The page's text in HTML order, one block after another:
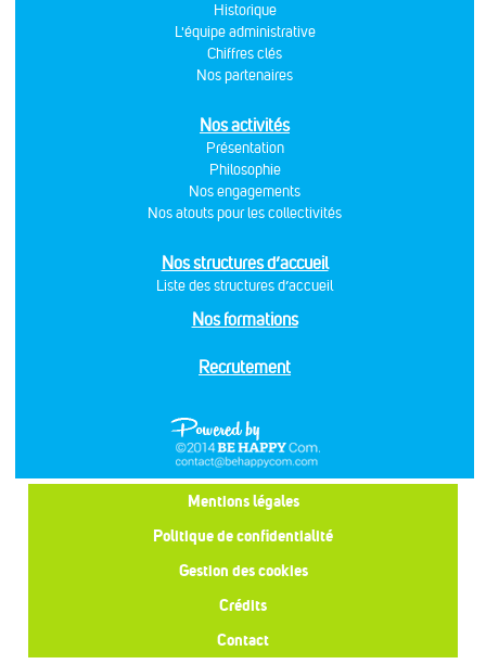
Historique
L'équipe administrative
Chiffres clés
Nos partenaires
Nos activités
Présentation
Philosophie
Nos engagements
Nos atouts pour les collectivités
Nos structures d’accueil
Liste des structures d’accueil
Nos formations
Recrutement
Mentions légales
Politique de confidentialité
Gestion des cookies
Crédits
Contact